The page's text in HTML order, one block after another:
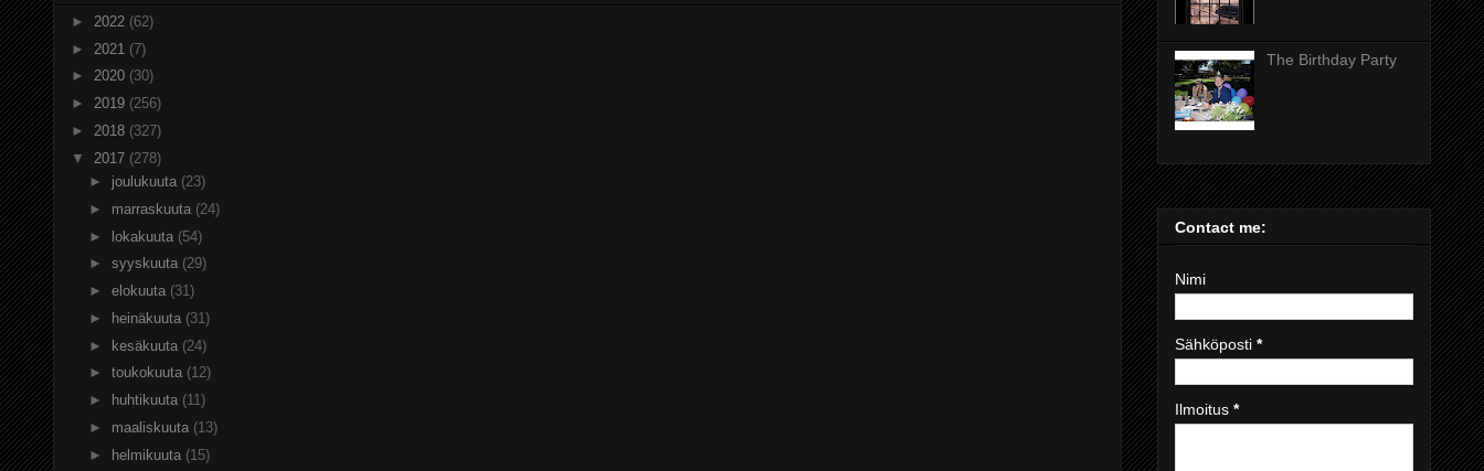
► 2022 (62)
► 2021 (7)
► 2020 (30)
► 2019 (256)
► 2018 (327)
▼ 2017 (278)
► joulukuuta (23)
► marraskuuta (24)
► lokakuuta (54)
► syyskuuta (29)
► elokuuta (31)
►
heinäkuuta (31)
► kesäkuuta (24)
► toukokuuta (12)
►
huhtikuuta (11)
► maaliskuuta (13)
► helmikuuta (15)
The Birthday Party
Contact me:
Nimi
Sähköposti *
Ilmoitus *